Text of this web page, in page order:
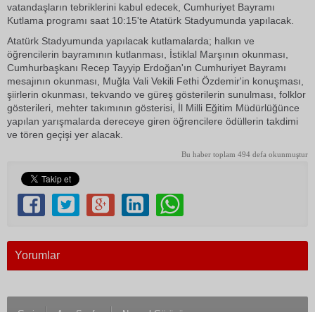
vatandaşların tebriklerini kabul edecek, Cumhuriyet Bayramı
Kutlama programı saat 10:15'te Atatürk Stadyumunda yapılacak.
Atatürk Stadyumunda yapılacak kutlamalarda; halkın ve
öğrencilerin bayramının kutlanması, İstiklal Marşının okunması,
Cumhurbaşkanı Recep Tayyip Erdoğan'ın Cumhuriyet Bayramı
mesajının okunması, Muğla Vali Vekili Fethi Özdemir'in konuşması,
şiirlerin okunması, tekvando ve güreş gösterilerin sunulması, folklor
gösterileri, mehter takımının gösterisi, İl Milli Eğitim Müdürlüğünce
yapılan yarışmalarda dereceye giren öğrencilere ödüllerin takdimi
ve tören geçişi yer alacak.
Bu haber toplam 494 defa okunmuştur
Yorumlar